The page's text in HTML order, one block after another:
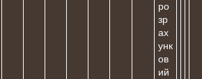
ро
зр
ах
унк
ов
ий